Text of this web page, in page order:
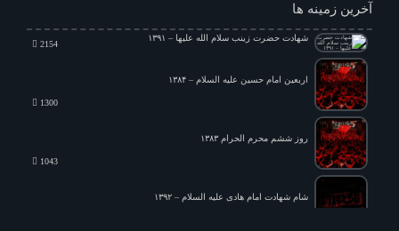
آخرین زمینه ها
شهادت حضرت زینب سلام الله علیها – ۱۳۹۱
2154
اربعین امام حسین علیه السلام – ۱۳۸۴
1300
روز ششم محرم الحرام ۱۳۸۳
1043
شام شهادت امام هادی علیه السلام – ۱۳۹۲